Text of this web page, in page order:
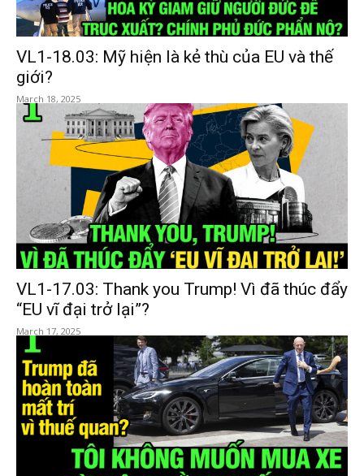
VL1-18.03: Mỹ hiện là kẻ thù của EU và thế
giới?
March 18, 2025
VL1-17.03: Thank you Trump! Vì đã thúc đẩy
“EU vĩ đại trở lại”?
March 17, 2025